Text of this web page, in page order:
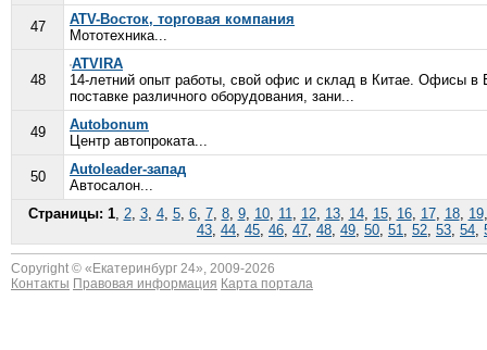
47
ATV-Восток, торговая компания
Мототехника...
48
ATVIRA
14-летний опыт работы, свой офис и склад в Китае. Офисы
поставке различного оборудования, зани...
49
Autobonum
Центр автопроката...
50
Autoleader-запад
Автосалон...
Страницы: 1, 2, 3, 4, 5, 6, 7, 8, 9, 10, 11, 12, 13, 14, 15, 16, 17, 18, 19
43, 44, 45, 46, 47, 48, 49, 50, 51, 52, 53, 54,
Copyright © « Екатеринбург 24», 2009-2026
Контакты Правовая информация Карта портала